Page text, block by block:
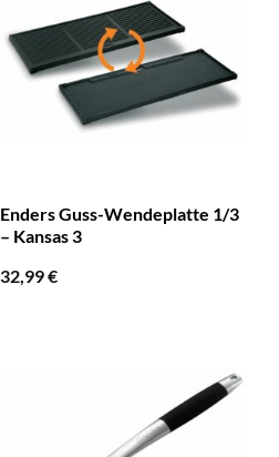
Enders Guss-Wendeplatte 1/3
– Kansas 3
32,99€